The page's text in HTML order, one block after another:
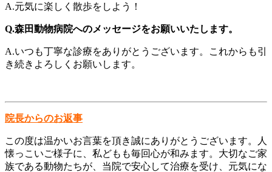
A.元気に楽しく散歩をしよう！
Q.森田動物病院へのメッセージをお願いいたします。
A.いつも丁寧な診療をありがとうございます。これからも引
き続きよろしくお願いします。
院長からのお返事
この度は温かいお言葉を頂き誠にありがとうございます。人
懐っこいご様子に、私どもも毎回心が和みます。大切なご家
族である動物たちが、当院で安心して治療を受け、元気にな